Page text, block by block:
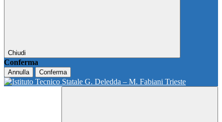
Chiudi
Conferma
Annulla Conferma